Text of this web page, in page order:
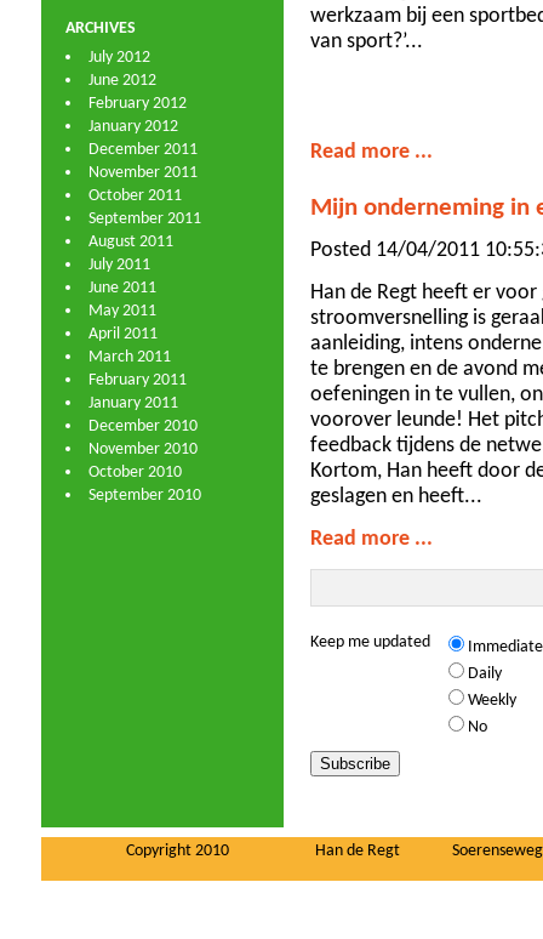
ARCHIVES
July 2012
June 2012
February 2012
January 2012
December 2011
November 2011
October 2011
September 2011
August 2011
July 2011
June 2011
May 2011
April 2011
March 2011
February 2011
January 2011
December 2010
November 2010
October 2010
September 2010
werkzaam bij een
van sport?’...
Read more ...
Mijn onderneming in
Posted 14/04/2011
Han de Regt heeft er
stroomversnelling is
aanleiding, intens
te brengen en de avond
oefeningen in te vullen,
voorover leunde! Het
feedback tijdens de
Kortom, Han heeft door
geslagen en heeft...
Read more ...
Keep me updated
Daily
Weekly
No
Copyright 2010 Han de Regt